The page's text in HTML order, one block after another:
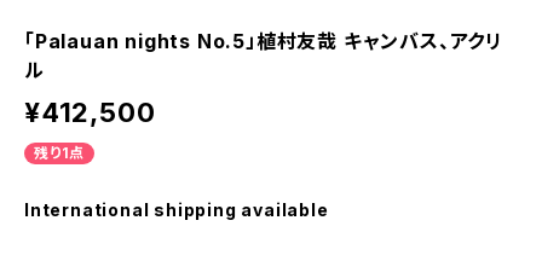
「Palauan nights No.5」植村友哉 キャンバス、アクリ
ル
¥412,500
残り1点
International shipping available